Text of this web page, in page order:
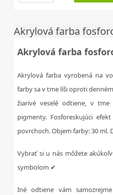
Akrylová farba
Akrylová farba
Akrylová farba vyrobená na
farby sa v tme líši oproti
žiarivé veselé odtiene, v tme
pigmenty. Fosforeskujúci
povrchoch. Objem farby: 30 ml.
Vybrať si u nás môžete
symbolom ✔
Iné odtiene vám